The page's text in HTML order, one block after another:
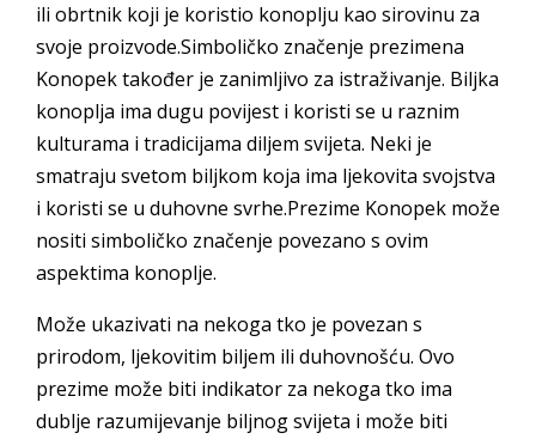
ili obrtnik koji je koristio konoplju kao sirovinu za
svoje proizvode.Simboličko značenje prezimena
Konopek također je zanimljivo za istraživanje. Biljka
konoplja ima dugu povijest i koristi se u raznim
kulturama i tradicijama diljem svijeta. Neki je
smatraju svetom biljkom koja ima ljekovita svojstva
i koristi se u duhovne svrhe.Prezime Konopek može
nositi simboličko značenje povezano s ovim
aspektima konoplje.
Može ukazivati na nekoga tko je povezan s
prirodom, ljekovitim biljem ili duhovnošću. Ovo
prezime može biti indikator za nekoga tko ima
dublje razumijevanje biljnog svijeta i može biti